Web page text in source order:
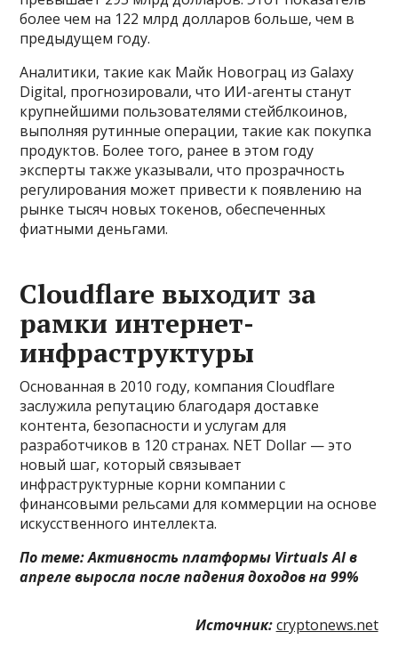
более чем на 122 млрд долларов больше, чем в
предыдущем году.
Аналитики, такие как Майк Новограц из Galaxy
Digital, прогнозировали, что ИИ-агенты станут
крупнейшими пользователями стейблкоинов,
выполняя рутинные операции, такие как покупка
продуктов. Более того, ранее в этом году
эксперты также указывали, что прозрачность
регулирования может привести к появлению на
рынке тысяч новых токенов, обеспеченных
фиатными деньгами.
Cloudflare выходит за
рамки интернет-
инфраструктуры
Основанная в 2010 году, компания Cloudflare
заслужила репутацию благодаря доставке
контента, безопасности и услугам для
разработчиков в 120 странах. NET Dollar — это
новый шаг, который связывает
инфраструктурные корни компании с
финансовыми рельсами для коммерции на основе
искусственного интеллекта.
По теме: Активность платформы Virtuals AI в
апреле выросла после падения доходов на 99%
Источник: cryptonews.net